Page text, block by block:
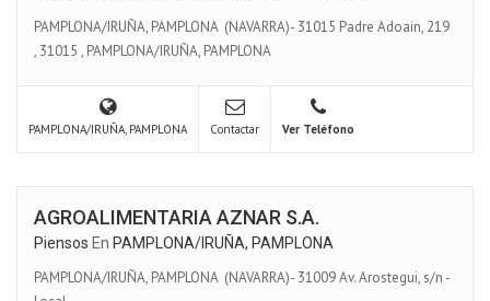
PAMPLONA/IRUÑA, PAMPLONA (NAVARRA)- 31015 Padre Adoain, 219
, 31015 , PAMPLONA/IRUÑA, PAMPLONA
PAMPLONA/IRUÑA, PAMPLONA Contactar Ver Teléfono
AGROALIMENTARIA AZNAR S.A.
Piensos En PAMPLONA/IRUÑA, PAMPLONA
PAMPLONA/IRUÑA, PAMPLONA (NAVARRA)- 31009 Av. Arostegui, s/n -